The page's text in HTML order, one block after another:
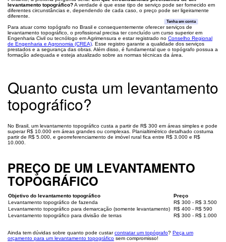
levantamento topográfico?A verdade é que esse tipo de serviço pode ser fornecido em
diferentes circunstâncias e, dependendo de cada caso, o preço pode ser ligeiramente
diferente.
Tenha em conta
Para atuar como topógrafo no Brasil e consequentemente oferecer serviços de
levantamento topográfico, o profissional precisa ter concluído um curso superior em
Engenharia Civil ou tecnólogo em Agrimensura e estar registrado no Conselho Regional
de Engenharia e Agronomia (CREA) . Esse registro garante a qualidade dos serviços
prestados e a segurança das obras. Além disso, é fundamental que o topógrafo possua a
formação adequada e esteja atualizado sobre as normas técnicas da área.
Quanto custa um levantamento
topográfico?
No Brasil, um levantamento topográfico custa a partir de R$ 300 em áreas simples e pode
superar R$ 10.000 em áreas grandes ou complexas. Planialtimétrico detalhado costuma
partir de R$ 5.000, e georreferenciamento de imóvel rural fica entre R$ 3.000 e R$
10.000.
PREÇO DE UM LEVANTAMENTO
TOPOGRÁFICO
Objetivo do levantamento topográfico
Preço
Levantamento topográfico de fazenda
R$ 300 - R$ 3.500
Levantamento topográfico para demarcação (somente levantamento)
R$ 400 - R$ 590
Levantamento topográfico para divisão de terras
R$ 300 - R$ 1.000
Ainda tem dúvidas sobre quanto pode custarcontratar um topógrafo? Peça um
orçamento para um levantamento topográfico sem compromisso!